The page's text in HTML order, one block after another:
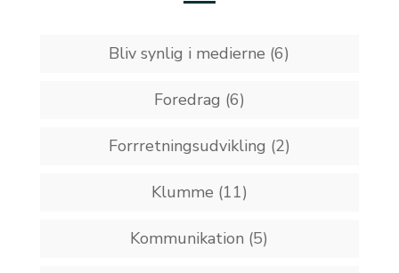
Bliv synlig i medierne (6)
Foredrag (6)
Forrretningsudvikling (2)
Klumme (11)
Kommunikation (5)